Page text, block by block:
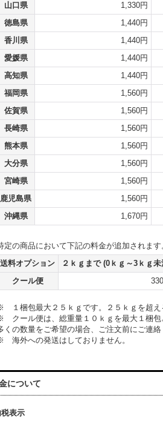
山口県
1,330円
徳島県
1,440円
香川県
1,440円
愛媛県
1,440円
高知県
1,440円
福岡県
1,560円
佐賀県
1,560円
長崎県
1,560円
熊本県
1,560円
大分県
1,560円
宮崎県
1,560円
鹿児島県
1,560円
沖縄県
1,670円
定の商品において下記の料金が追加されます
送料オプション
２ｋｇまで (0ｋｇ～3ｋｇ未
クール便
１梱包最大２５ｋｇです。２５ｋｇを超え
クール便は、総重量１０ｋｇを最大１梱包
くの数量をご希望の場合、ご注文前にご連絡
海外への発送はしておりません。
について
表示